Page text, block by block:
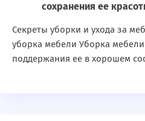
сохранения ее
Секреты уборки и ухода за
уборка мебели Уборка
поддержания ее в хорошем